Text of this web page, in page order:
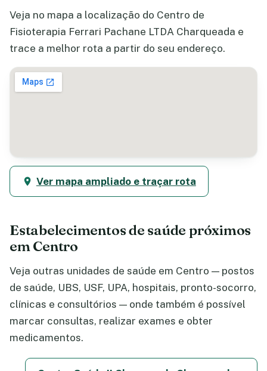
Veja no mapa a localização do Centro de
Fisioterapia Ferrari Pachane LTDA Charqueada e
trace a melhor rota a partir do seu endereço.
Ver mapa ampliado e traçar rota
Estabelecimentos de saúde próximos
em Centro
Veja outras unidades de saúde em Centro — postos
de saúde, UBS, USF, UPA, hospitais, pronto-socorro,
clínicas e consultórios — onde também é possível
marcar consultas, realizar exames e obter
medicamentos.